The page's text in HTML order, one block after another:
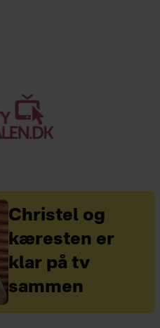
Christel og
kæresten er
klar på tv
sammen